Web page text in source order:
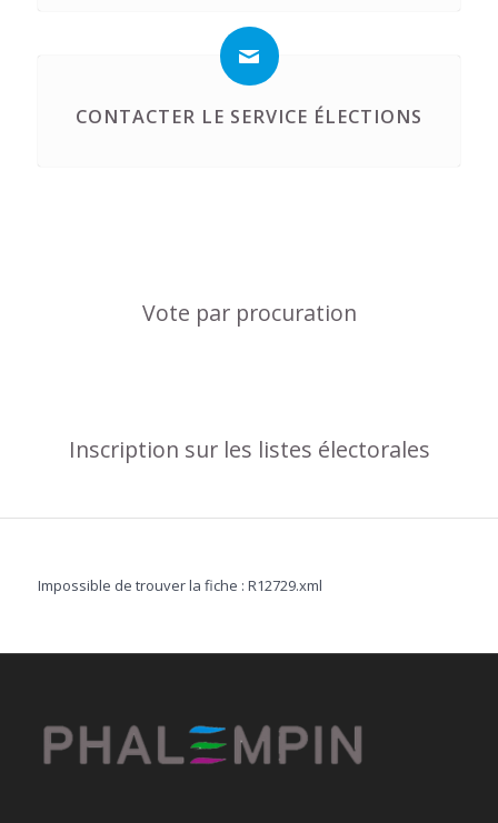
CONTACTER LE SERVICE ÉLECTIONS
Vote par procuration
Inscription sur les listes électorales
Impossible de trouver la fiche : R12729.xml